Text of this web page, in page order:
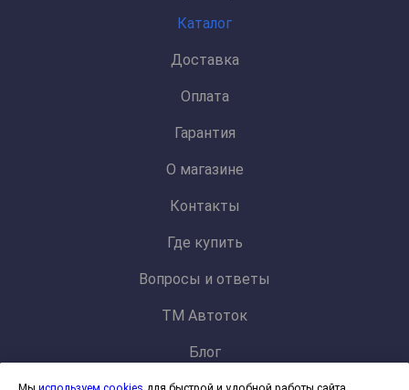
Каталог
Доставка
Оплата
Гарантия
О магазине
Контакты
Где купить
Вопросы и ответы
ТМ Автоток
Блог